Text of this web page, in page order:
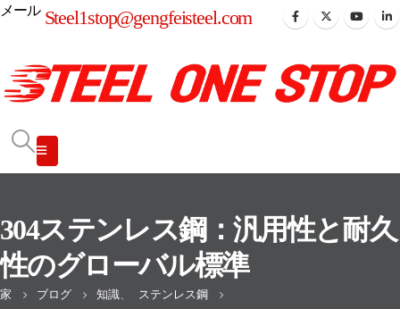
メール Steel1stop@gengfeisteel.com
304ステンレス鋼：汎用性と耐久
性のグローバル標準
家 ブログ 知識
ステンレス鋼